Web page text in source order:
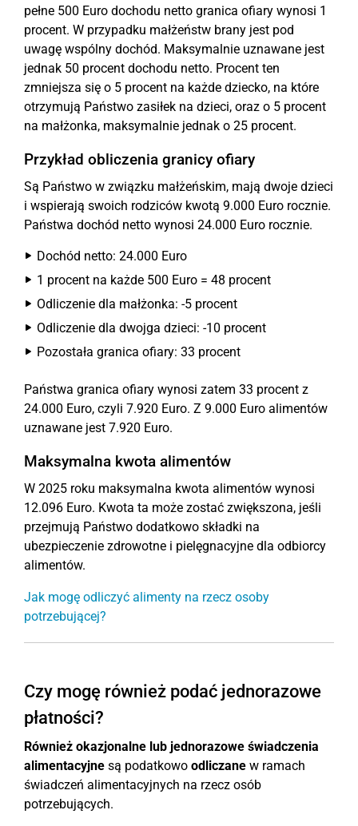
pełne 500 Euro dochodu netto granica ofiary wynosi 1
procent. W przypadku małżeństw brany jest pod
uwagę wspólny dochód. Maksymalnie uznawane jest
jednak 50 procent dochodu netto. Procent ten
zmniejsza się o 5 procent na każde dziecko, na które
otrzymują Państwo zasiłek na dzieci, oraz o 5 procent
na małżonka, maksymalnie jednak o 25 procent.
Przykład obliczenia granicy ofiary
Są Państwo w związku małżeńskim, mają dwoje dzieci
i wspierają swoich rodziców kwotą 9.000 Euro rocznie.
Państwa dochód netto wynosi 24.000 Euro rocznie.
Dochód netto: 24.000 Euro
1 procent na każde 500 Euro = 48 procent
Odliczenie dla małżonka: -5 procent
Odliczenie dla dwojga dzieci: -10 procent
Pozostała granica ofiary: 33 procent
Państwa granica ofiary wynosi zatem 33 procent z
24.000 Euro, czyli 7.920 Euro. Z 9.000 Euro alimentów
uznawane jest 7.920 Euro.
Maksymalna kwota alimentów
W 2025 roku maksymalna kwota alimentów wynosi
12.096 Euro. Kwota ta może zostać zwiększona, jeśli
przejmują Państwo dodatkowo składki na
ubezpieczenie zdrowotne i pielęgnacyjne dla odbiorcy
alimentów.
Jak mogę odliczyć alimenty na rzecz osoby
potrzebującej?
Czy mogę również podać jednorazowe
płatności?
Również okazjonalne lub jednorazowe świadczenia
alimentacyjne są podatkowo odliczane w ramach
świadczeń alimentacyjnych na rzecz osób
potrzebujących.